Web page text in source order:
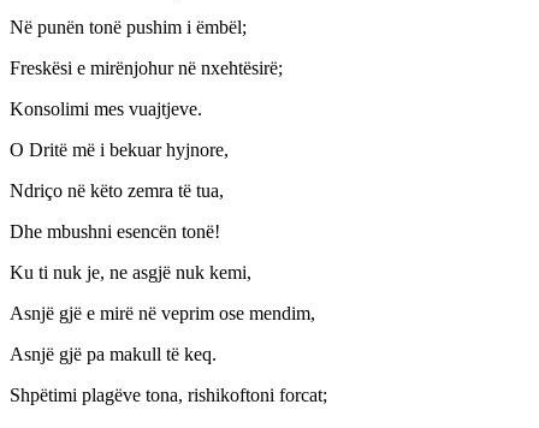
Në punën tonë pushim i ëmbël;
Freskësi e mirënjohur në nxehtësirë;
Konsolimi mes vuajtjeve.
O Dritë më i bekuar hyjnore,
Ndriço në këto zemra të tua,
Dhe mbushni esencën tonë!
Ku ti nuk je, ne asgjë nuk kemi,
Asnjë gjë e mirë në veprim ose mendim,
Asnjë gjë pa makull të keq.
Shpëtimi plagëve tona, rishikoftoni forcat;